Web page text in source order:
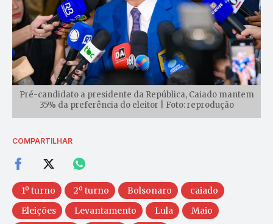
Pré-candidato a presidente da República, Caiado mantem
35% da preferência do eleitor | Foto: reprodução
COMPARTILHAR
1º turno 2º turno Bolsonaro
caiado
Eleições
Levantamento Lula
Maio